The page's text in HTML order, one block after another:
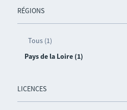
RÉGIONS
Tous (1)
Pays de la Loire (1)
LICENCES